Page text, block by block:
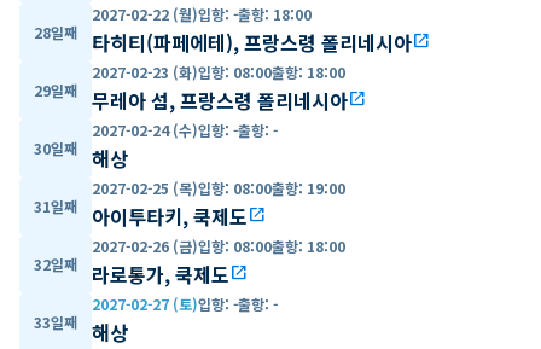
28일째
2027-02-22 (월)입항: -출항: 18:00
타히티(파페에테), 프랑스령 폴리네시아open_in_new
29일째
2027-02-23 (화)입항: 08:00출항: 18:00
무레아 섬, 프랑스령 폴리네시아open_in_new
30일째
2027-02-24 (수)입항: -출항: -
해상
31일째
2027-02-25 (목)입항: 08:00출항: 19:00
아이투타키, 쿡제도open_in_new
32일째
2027-02-26 (금)입항: 08:00출항: 18:00
라로통가, 쿡제도open_in_new
33일째
2027-02-27 (토)입항: -출항: -
해상